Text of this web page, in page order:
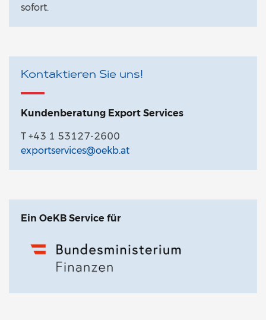
sofort.
Kontaktieren Sie uns!
Kundenberatung Export Services
T +43 1 53127-2600
exportservices@oekb.at
Ein OeKB Service für